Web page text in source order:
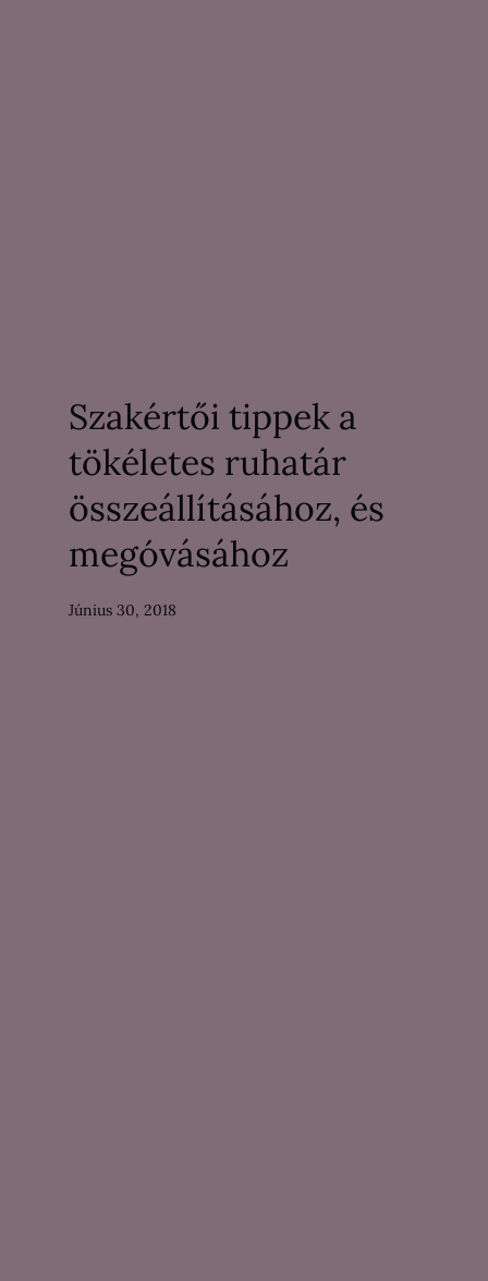
Szakértői tippek a
tökéletes ruhatár
összeállításához, és
megóvásához
Június 30, 2018